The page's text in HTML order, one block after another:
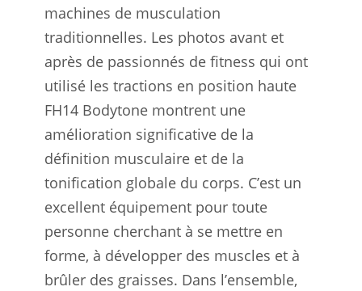
machines de musculation
traditionnelles. Les photos avant et
après de passionnés de fitness qui ont
utilisé les tractions en position haute
FH14 Bodytone montrent une
amélioration significative de la
définition musculaire et de la
tonification globale du corps. C’est un
excellent équipement pour toute
personne cherchant à se mettre en
forme, à développer des muscles et à
brûler des graisses. Dans l’ensemble,